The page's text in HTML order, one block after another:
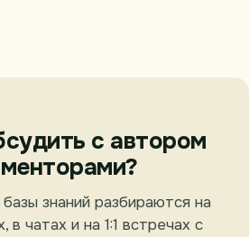
с автором
знаний разбираются на
в чатах и на 1:1 встречах с